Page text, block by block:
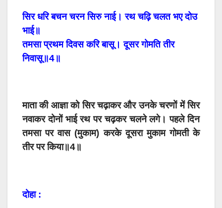
सिर धरि बचन चरन सिरु नाई। रथ चढ़ि चलत भए दोउ
भाई॥
तमसा प्रथम दिवस करि बासू। दूसर गोमति तीर
निवासू॥4॥
माता की आज्ञा को सिर चढ़ाकर और उनके चरणों में सिर
नवाकर दोनों भाई रथ पर चढ़कर चलने लगे। पहले दिन
तमसा पर वास (मुकाम) करके दूसरा मुकाम गोमती के
तीर पर किया॥4॥
दोहा :